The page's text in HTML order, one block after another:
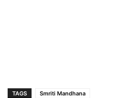
TAGS Smriti Mandhana